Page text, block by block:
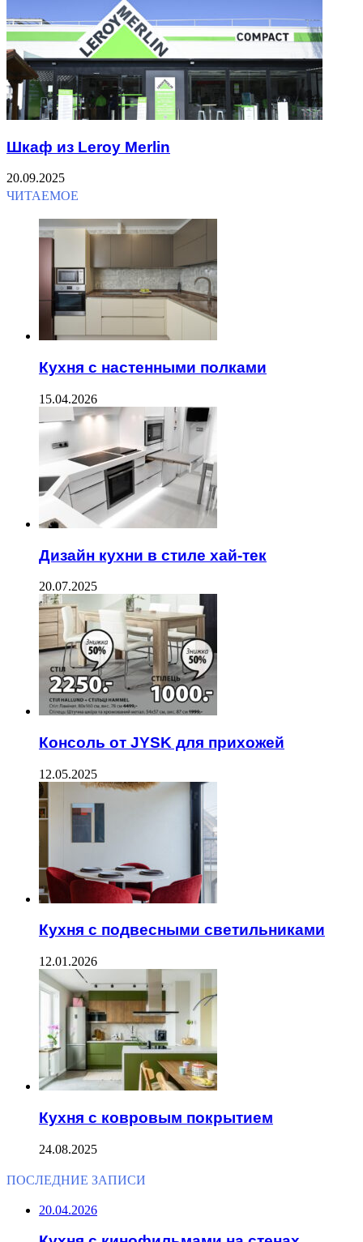
Шкаф из Leroy Merlin
20.09.2025
ЧИТАЕМОЕ
Кухня с настенными полками
15.04.2026
Дизайн кухни в стиле хай-тек
20.07.2025
Консоль от JYSK для прихожей
12.05.2025
Кухня с подвесными светильниками
12.01.2026
Кухня с ковровым покрытием
24.08.2025
ПОСЛЕДНИЕ ЗАПИСИ
20.04.2026